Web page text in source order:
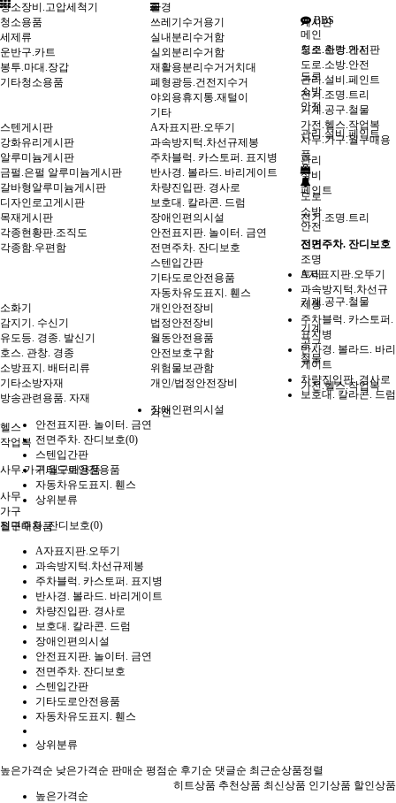
청소장비.고압세척기
청소용품
세제류
운반구.카트
봉투.마대.장갑
기타청소용품
환경
쓰레기수거용기
실내분리수거함
실외분리수거함
재활용분리수거거치대
폐형광등.건전지수거
야외용휴지통.재털이
기타
게시판
스텐게시판
강화유리게시판
알루미늄게시판
금펄.은펄 알루미늄게시판
갈바형알루미늄게시판
디자인로고게시판
목재게시판
각종현황판.조직도
각종함.우편함
도로.소방.안전
도로
A자표지판.오뚜기
과속방지턱.차선규제봉
주차블럭. 카스토퍼. 표지병
반사경. 볼라드. 바리게이트
차량진입판. 경사로
보호대. 칼라콘. 드럼
장애인편의시설
안전표지판. 놀이터. 금연
전면주차. 잔디보호
스텐입간판
기타도로안전용품
자동차유도표지. 휀스
소방
소화기
감지기. 수신기
유도등. 경종. 발신기
호스. 관창. 경종
소방표지. 배터리류
기타소방자재
방송관련용품. 자재
안전
개인안전장비
법정안전장비
월동안전용품
안전보호구함
위험물보관함
개인/법정안전장비
관리.설비.페인트
관리
설비
페인트
전기.조명.트리
전기
조명
트리
기계.공구.철물
기계
공구
철물
가전.헬스.작업복
가전
헬스
작업복
사무.가구.월구매용품
사무
가구
월구매용품
BBS
메인
청소.환경.게시판
도로.소방.안전
관리.설비.페인트
전기.조명.트리
기계.공구.철물
가전.헬스.작업복
사무.가구.월구매용
품
도로
소방
안전
전면주차. 잔디보호
A자표지판.오뚜기
과속방지턱.차선규
제봉
주차블럭. 카스토퍼.
표지병
반사경. 볼라드. 바리
게이트
차량진입판. 경사로
보호대. 칼라콘. 드럼
장애인편의시설
안전표지판. 놀이터. 금연
전면주차. 잔디보호(0)
스텐입간판
기타도로안전용품
자동차유도표지. 휀스
상위분류
전면주차. 잔디보호(0)
A자표지판.오뚜기
과속방지턱.차선규제봉
주차블럭. 카스토퍼. 표지병
반사경. 볼라드. 바리게이트
차량진입판. 경사로
보호대. 칼라콘. 드럼
장애인편의시설
안전표지판. 놀이터. 금연
전면주차. 잔디보호
스텐입간판
기타도로안전용품
자동차유도표지. 휀스
상위분류
높은가격순 낮은가격순 판매순 평점순 후기순 댓글순 최근순
히트상품 추천상품 최신상품 인기상품 할인상품
상품정렬
높은가격순